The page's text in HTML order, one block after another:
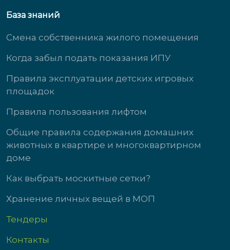
База знаний
Смена собственника жилого помещения
Когда забыл подать показания ИПУ
Правила эксплуатации детских игровых
площадок
Правила пользования лифтом
Общие правила содержания домашних
животных в квартире и многоквартирном
доме
Как выбрать москитные сетки?
Хранение личных вещей в МОП
Тендеры
Контакты